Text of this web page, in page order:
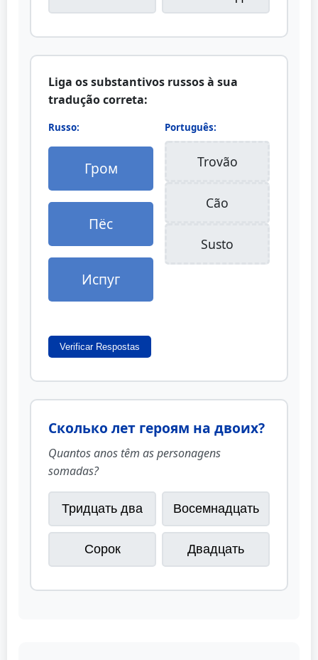
Liga os substantivos russos à sua
tradução correta:
Russo:
Гром
Пёс
Испуг
Português:
Trovão
Cão
Susto
Verificar Respostas
Сколько лет героям на двоих?
Quantos anos têm as personagens
somadas?
Тридцать два Восемнадцать
Сорок Двадцать